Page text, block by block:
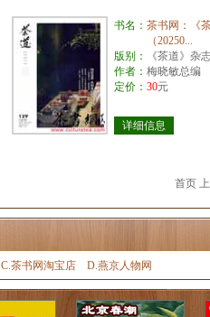
书名： 茶书网：《
（20250...
版别：
《茶道》杂
作者： 梅晓敏总编
定价： 30元
详细信息
首页
C.茶书网淘宝店 D.燕京人物网